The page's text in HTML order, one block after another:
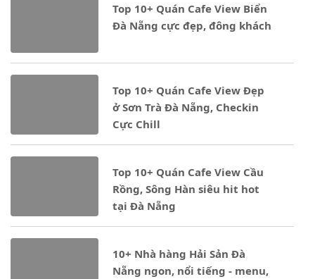
Top 10+ Quán Cafe View Biển
Đà Nẵng cực đẹp, đông khách
Top 10+ Quán Cafe View Đẹp
ở Sơn Trà Đà Nẵng, Checkin
Cực Chill
- 16/03/2025
Top 10+ Quán Cafe View Cầu
Rồng, Sông Hàn siêu hit hot
tại Đà Nẵng
- 16/03/2025
10+ Nhà hàng Hải Sản Đà
Nẵng ngon, nổi tiếng - menu,